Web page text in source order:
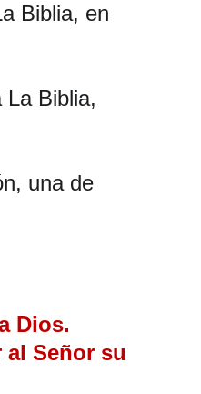
Biblia, en
Biblia,
una de
Dios.
Señor su